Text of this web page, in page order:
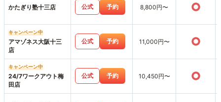
かたぎり塾十三店 公式 予約 8,800円〜 ○
キャンペーン中
アマゾネス大阪十三
店
公式 予約 11,000円〜 ○
キャンペーン中
24/7ワークアウト梅
田店
公式 予約 10,450円〜 ○